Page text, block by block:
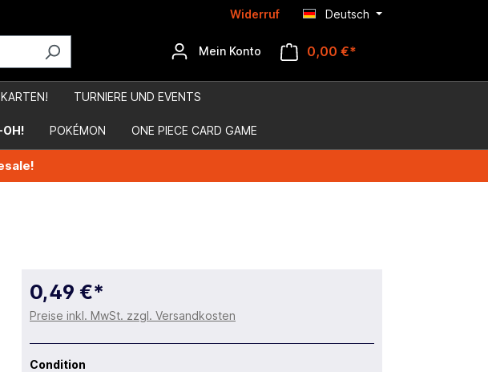
Widerruf Deutsch
Mein Konto 0,00 €*
TURNIERE UND EVENTS
POKÉMON ONE PIECE CARD GAME
0,49 €*
Preise inkl. MwSt. zzgl. Versandkosten
Condition